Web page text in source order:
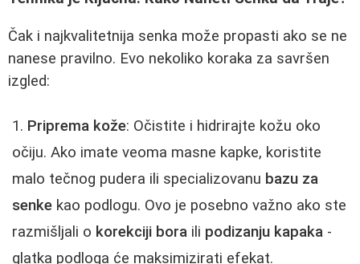
Čak i najkvalitetnija senka može propasti ako se ne
nanese pravilno. Evo nekoliko koraka za savršen
izgled:
Priprema kože: Očistite i hidrirajte kožu oko
očiju. Ako imate veoma masne kapke, koristite
malo tečnog pudera ili specializovanu bazu za
senke kao podlogu. Ovo je posebno važno ako ste
razmišljali o korekciji bora ili podizanju kapaka -
glatka podloga će maksimizirati efekat.